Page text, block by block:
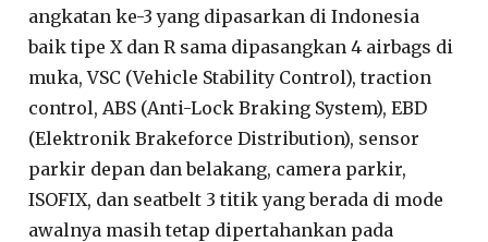
angkatan ke-3 yang dipasarkan di Indonesia
baik tipe X dan R sama dipasangkan 4 airbags di
muka, VSC (Vehicle Stability Control), traction
control, ABS (Anti-Lock Braking System), EBD
(Elektronik Brakeforce Distribution), sensor
parkir depan dan belakang, camera parkir,
ISOFIX, dan seatbelt 3 titik yang berada di mode
awalnya masih tetap dipertahankan pada